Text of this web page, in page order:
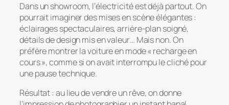
Dans un showroom, l’électricité est déjà partout. On
pourrait imaginer des mises en scène élégantes :
éclairages spectaculaires, arrière-plan soigné,
détails de design mis en valeur… Mais non. On
préfère montrer la voiture en mode « recharge en
cours », comme si on avait interrompu le cliché pour
une pause technique.
Résultat : au lieu de vendre un rêve, on donne